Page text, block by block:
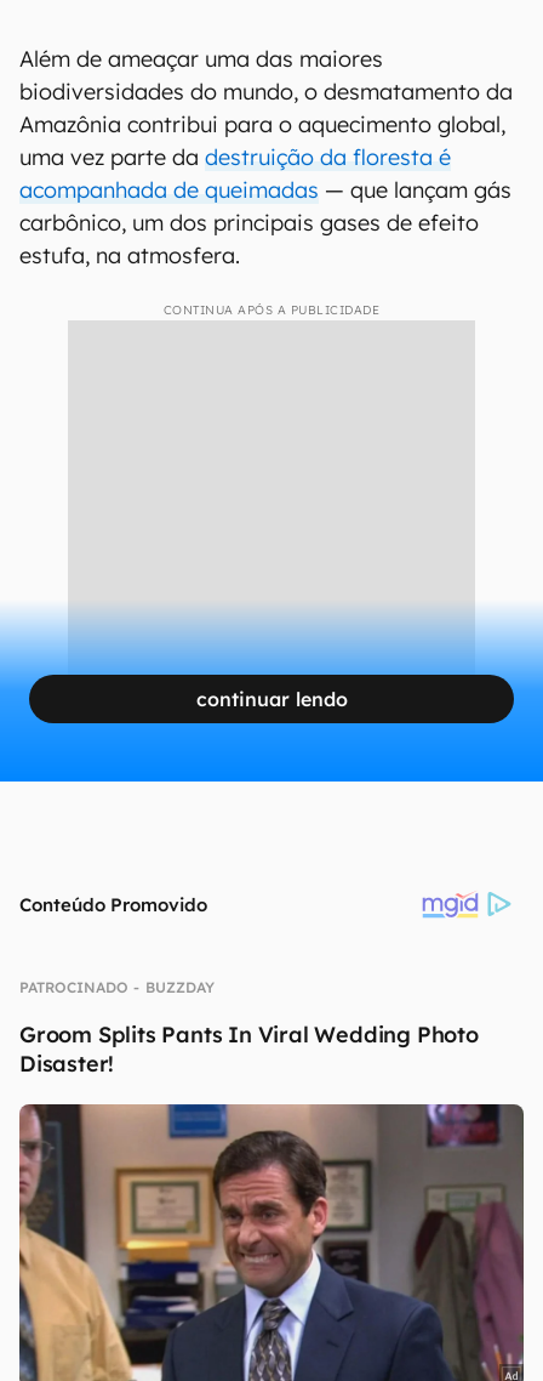
Além de ameaçar uma das maiores
biodiversidades do mundo, o desmatamento da
Amazônia contribui para o aquecimento global,
uma vez parte da destruição da floresta é
acompanhada de queimadas — que lançam gás
carbônico, um dos principais gases de efeito
estufa, na atmosfera.
CONTINUA APÓS A PUBLICIDADE
continuar lendo